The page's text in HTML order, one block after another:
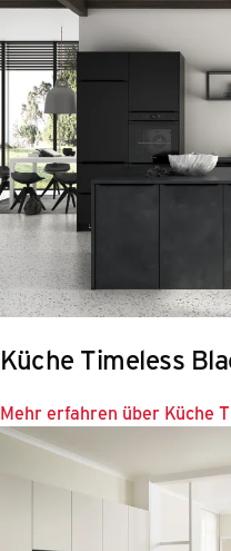
Küche Timeless
Mehr erfahren über Küche